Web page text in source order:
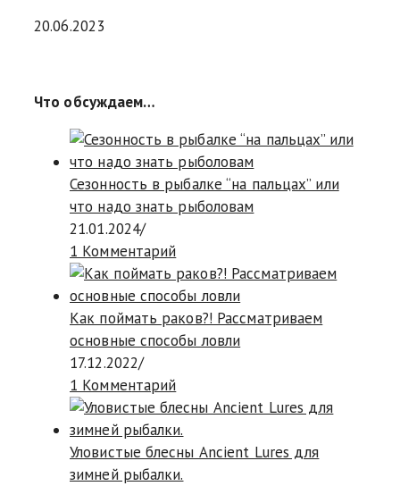
20.06.2023
Что обсуждаем…
Сезонность в рыбалке “на пальцах” или
что надо знать рыболовам
21.01.2024/
1 Комментарий
Как поймать раков?! Рассматриваем
основные способы ловли
17.12.2022/
1 Комментарий
Уловистые блесны Ancient Lures для
зимней рыбалки.